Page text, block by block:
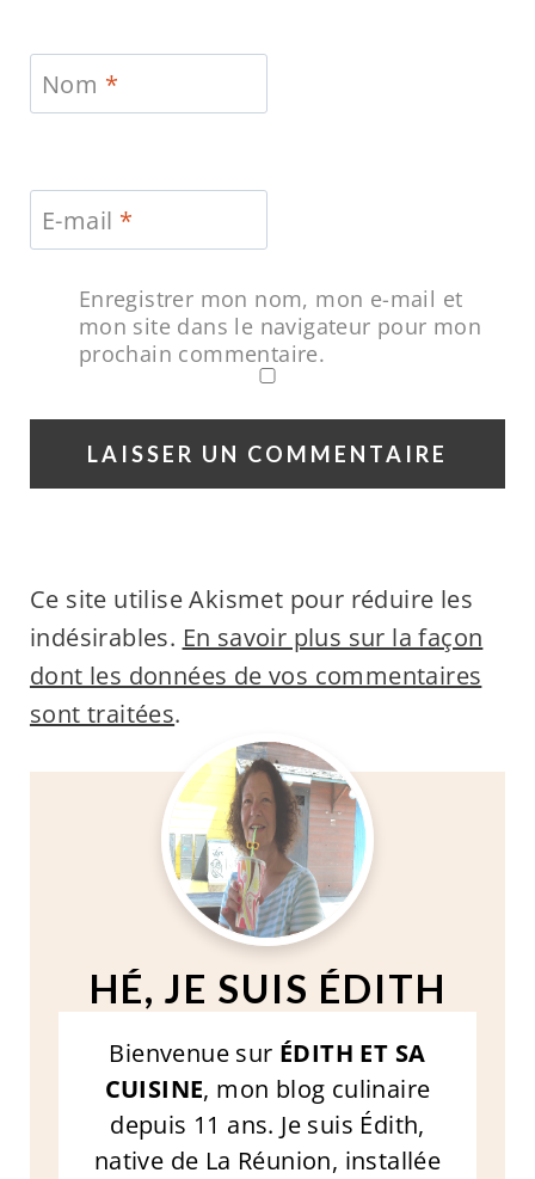
Nom *
E-mail *
Enregistrer mon nom, mon e-mail et
mon site dans le navigateur pour mon
prochain commentaire.
Ce site utilise Akismet pour réduire les
indésirables. En savoir plus sur la façon
dont les données de vos commentaires
sont traitées.
HÉ, JE SUIS ÉDITH
Bienvenue sur ÉDITH ET SA
CUISINE, mon blog culinaire
depuis 11 ans. Je suis Édith,
native de La Réunion, installée